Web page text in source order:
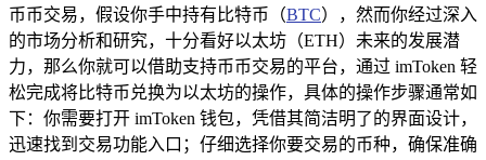
币币交易，假设你手中持有比特币（BTC），然而你经过深入
的市场分析和研究，十分看好以太坊（ETH）未来的发展潜
力，那么你就可以借助支持币币交易的平台，通过 imToken 轻
松完成将比特币兑换为以太坊的操作，具体的操作步骤通常如
下：你需要打开 imToken 钱包，凭借其简洁明了的界面设计，
迅速找到交易功能入口；仔细选择你要交易的币种，确保准确